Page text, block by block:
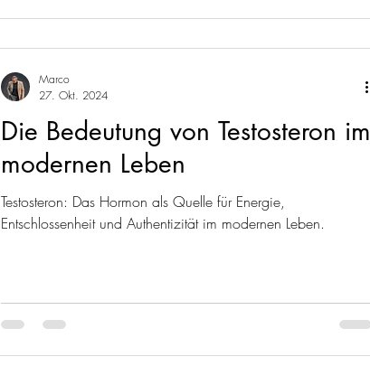
Die Bedeutung von Testosteron im
modernen Leben
Testosteron: Das Hormon als Quelle für Energie,
Entschlossenheit und Authentizität im modernen Leben.
Marco
27. Okt. 2024